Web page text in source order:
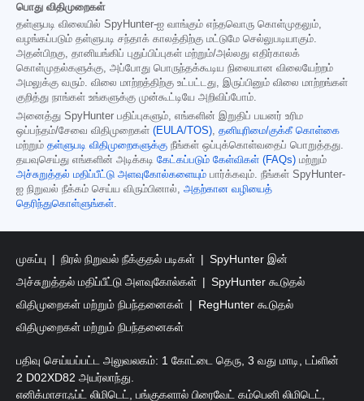
பொது விதிமுறைகள்
தள்ளுபடி விலையில் SpyHunter-ஐ வாங்கும் எந்தவொரு கொள்முதலும்,
வழங்கப்படும் தள்ளுபடி சந்தாக் காலத்திற்கு மட்டுமே செல்லுபடியாகும்.
அதன்பிறகு, தானியங்கிப் புதுப்பிப்புகள் மற்றும்/அல்லது எதிர்காலக்
கொள்முதல்களுக்கு, அப்போது பொருந்தக்கூடிய நிலையான விலையேற்றம்
அமலுக்கு வரும். விலை மாற்றத்திற்கு உட்பட்டது, இருப்பினும் விலை மாற்றங்கள்
குறித்து நாங்கள் உங்களுக்கு முன்கூட்டியே அறிவிப்போம்.
அனைத்து SpyHunter பதிப்புகளும், எங்களின் இறுதிப் பயனர் உரிம
ஒப்பந்தம்/சேவை விதிமுறைகள் (EULA/TOS), தனியுரிமை/குக்கீ கொள்கை
மற்றும் தள்ளுபடி விதிமுறைகளுக்கு நீங்கள் ஒப்புக்கொள்வதைப் பொறுத்தது.
தயவுசெய்து எங்களின் அடிக்கடி கேட்கப்படும் கேள்விகள் (FAQs) மற்றும்
அச்சுறுத்தல் மதிப்பீட்டு அளவுகோல்களையும் பார்க்கவும். நீங்கள் SpyHunter-
ஐ நிறுவல் நீக்கம் செய்ய விரும்பினால், அதற்கான வழியைத்
தெரிந்துகொள்ளுங்கள்.
முகப்பு நிரல் நிறுவல் நீக்குதல் படிகள்
SpyHunter இன்
அச்சுறுத்தல் மதிப்பீட்டு அளவுகோல்கள்
SpyHunter கூடுதல்
விதிமுறைகள் மற்றும் நிபந்தனைகள்
RegHunter கூடுதல்
விதிமுறைகள் மற்றும் நிபந்தனைகள்
பதிவு செய்யப்பட்ட அலுவலகம்: 1 கோட்டை தெரு, 3 வது மாடி, டப்ளின்
2 D02XD82 அயர்லாந்து.
எனிக்மாசாஃப்ட் லிமிடெட், பங்குகளால் பிரைவேட் கம்பெனி லிமிடெட்,